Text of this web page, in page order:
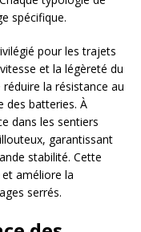
spécifique.
pour les trajets
et la légèreté du
la résistance au
des batteries. À
dans les sentiers
garantissant
stabilité. Cette
améliore la
serrés.